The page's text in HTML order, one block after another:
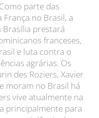
parte das
no Brasil, a
Brasília prestará
franceses,
e luta contra o
agrárias. Os
des Roziers, Xavier
moram no Brasil há
vive atualmente na
principalmente para